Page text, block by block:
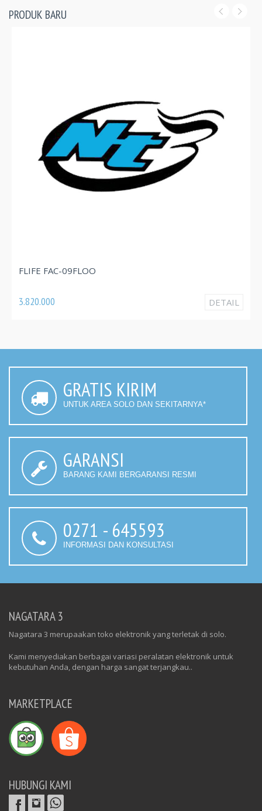
PRODUK BARU
FLIFE FAC-09FLOO
3.820.000 DETAIL
GRATIS KIRIM
UNTUK AREA SOLO DAN SEKITARNYA*
GARANSI
BARANG KAMI BERGARANSI RESMI
0271 - 645593
INFORMASI DAN KONSULTASI
NAGATARA 3
Nagatara 3 merupaakan toko elektronik yang terletak di solo.
Kami menyediakan berbagai variasi peralatan elektronik untuk
kebutuhan Anda, dengan harga sangat terjangkau..
MARKETPLACE
HUBUNGI KAMI